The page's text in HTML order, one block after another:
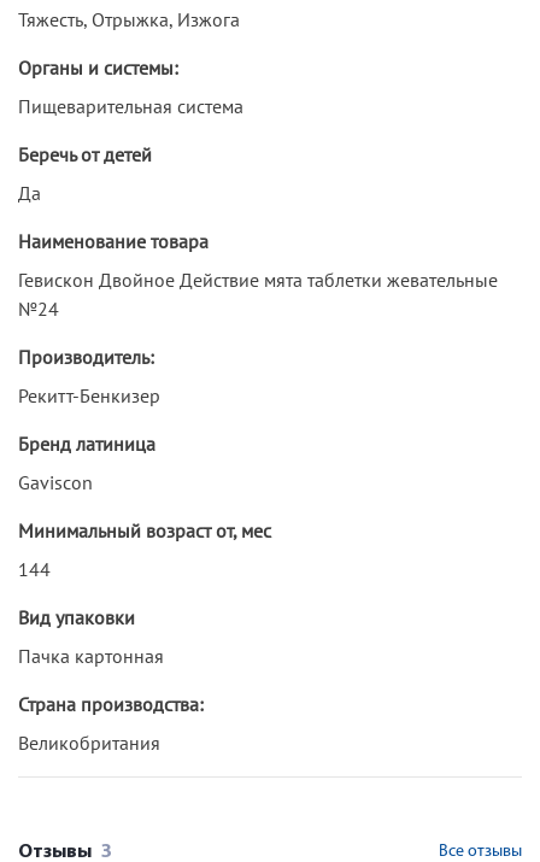
Тяжесть, Отрыжка, Изжога
Органы и системы:
Пищеварительная система
Беречь от детей
Да
Наименование товара
Гевискон Двойное Действие мята таблетки жевательные
№24
Производитель:
Рекитт-Бенкизер
Бренд латиница
Gaviscon
Минимальный возраст от, мес
144
Вид упаковки
Пачка картонная
Страна производства:
Великобритания
Отзывы 3 Все отзывы